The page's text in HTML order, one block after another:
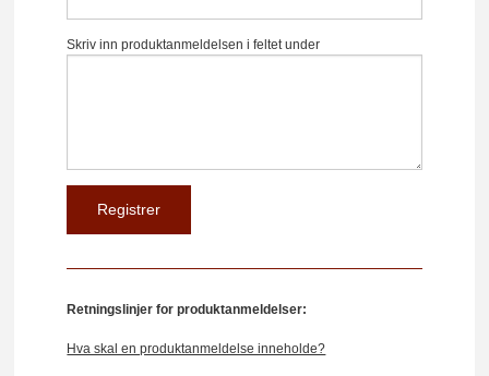
Skriv inn produktanmeldelsen i feltet under
Retningslinjer for produktanmeldelser:
Hva skal en produktanmeldelse inneholde?